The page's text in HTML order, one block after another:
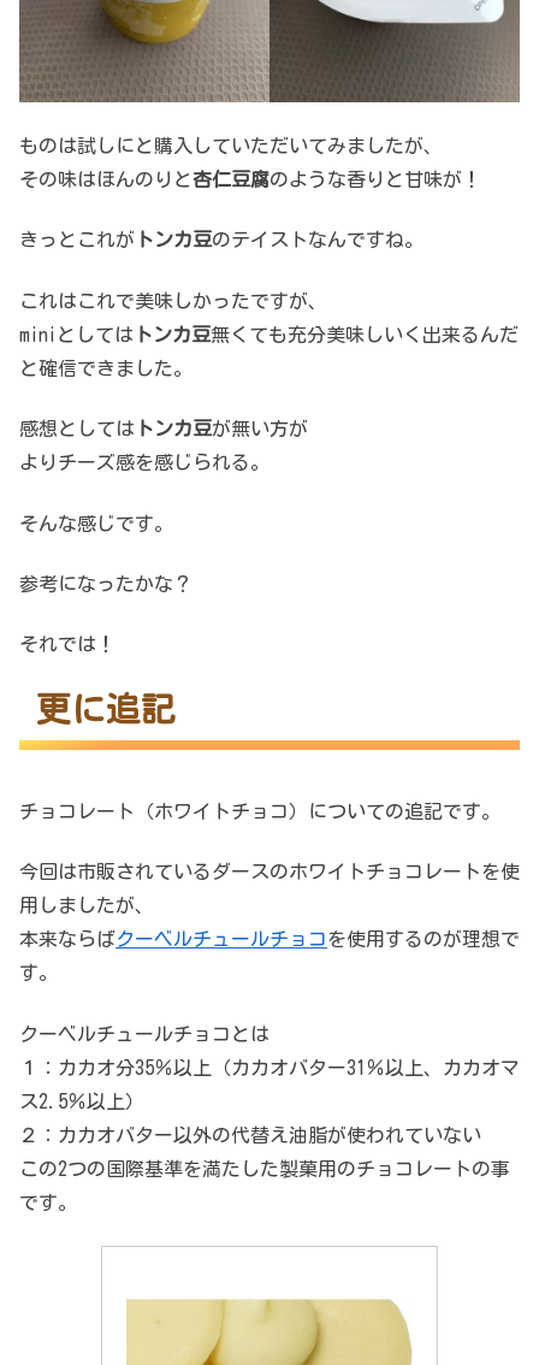
ものは試しにと購入していただいてみましたが、
その味はほんのりと杏仁豆腐のような香りと甘味が！
きっとこれが トンカ豆のテイストなんですね。
これはこれで美味しかったですが、
miniとしては トンカ豆無くても充分美味しいく出来るんだ
と確信できました。
感想としては トンカ豆が無い方が
よりチーズ感を感じられる。
そんな感じです。
参考になったかな？
それでは！
更に追記
チョコレート（ホワイトチョコ）についての追記です。
今回は市販されているダースのホワイトチョコレートを使
用しましたが、
本来ならばクーベルチュールチョコを使用するのが理想で
す。
クーベルチュールチョコとは
１：カカオ分35％以上（カカオバター31％以上、カカオマ
ス2.5％以上）
２：カカオバター以外の代替え油脂が使われていない
この2つの国際基準を満たした製菓用のチョコレートの事
です。